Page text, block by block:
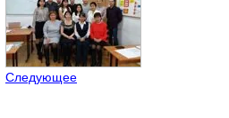
Следующее